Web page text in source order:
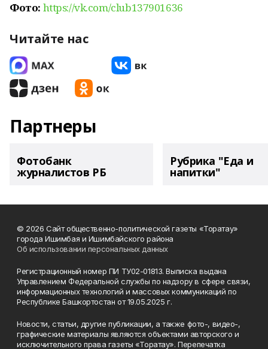
Фото: https://vk.com/club137901636
Читайте нас
Партнеры
Фотобанк
журналистов РБ
Рубрика "Еда и
напитки"
© 2026 Сайт общественно-политической газеты «Торатау»
города Ишимбая и Ишимбайского района
Об использовании персональных данных
Регистрационный номер ПИ ТУ02-01813. Выписка выдана
Управлением Федеральной службы по надзору в сфере связи,
информационных технологий и массовых коммуникаций по
Республике Башкортостан от 19.05.2025 г.
Новости, статьи, другие публикации, а также фото-, видео-,
графические материалы являются объектами авторского и
исключительного права газеты «Торатау». Перепечатка